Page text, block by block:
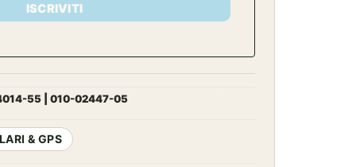
ISCRIVITI
55 | 010-02447-05
& GPS